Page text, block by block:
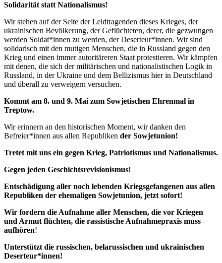
Solidarität statt Nationalismus!
Wir stehen auf der Seite der Leidtragenden dieses Krieges, der
ukrainischen Bevölkerung, der Geflüchteten, derer, die gezwungen
werden Soldat*innen zu werden, der Deserteur*innen. Wir sind
solidarisch mit den mutigen Menschen, die in Russland gegen den
Krieg und einen immer autoritäreren Staat protestieren. Wir kämpfen
mit denen, die sich der militärischen und nationalistischen Logik in
Russland, in der Ukraine und dem Bellizismus hier in Deutschland
und überall zu verweigern versuchen.
Kommt am 8. und 9. Mai zum Sowjetischen Ehrenmal in
Treptow.
Wir erinnern an den historischen Moment, wir danken den
Befreier*innen aus allen Republiken der Sowjetunion!
Tretet mit uns ein gegen Krieg, Patriotismus und Nationalismus.
Gegen jeden Geschichtsrevisionismus!
Entschädigung aller noch lebenden Kriegsgefangenen aus allen
Republiken der ehemaligen Sowjetunion, jetzt sofort!
Wir fordern die Aufnahme aller Menschen, die vor Kriegen
und Armut flüchten, die rassistische Aufnahmepraxis muss
aufhören!
Unterstützt die russischen, belarussischen und ukrainischen
Deserteur*innen!